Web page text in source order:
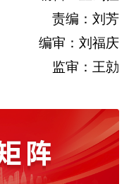
责编：刘芳
编审：刘福庆
监审：王勍